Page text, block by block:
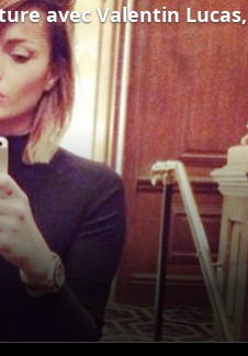
avec Valentin Lucas,